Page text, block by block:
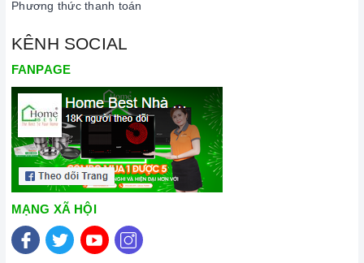
Phương thức thanh toán
KÊNH SOCIAL
FANPAGE
MẠNG XÃ HỘI